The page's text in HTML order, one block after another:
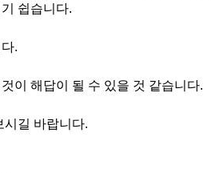
쉽습니다.
.
이 해답이 될 수 있을 것 같습니다.
시길 바랍니다.